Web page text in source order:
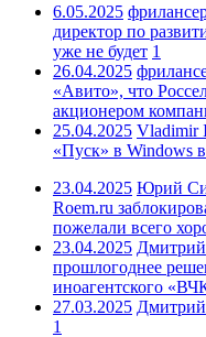
6.05.2025
директор по
уже не будет 1
26.04.2025
«Авито», что
акционером
25.04.2025 Vladimir
«Пуск» в Windows
23.04.2025 Юрий
Roem.ru
пожелали всего
23.04.2025 Дмитрий
прошлогоднее
иноагентского
27.03.2025 Дмитрий
1